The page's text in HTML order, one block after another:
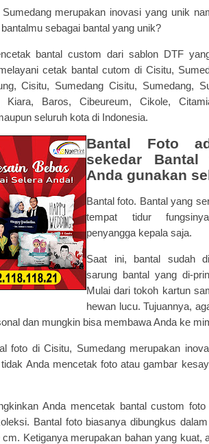
merupakan inovasi yang unik
sebagai bantal yang unik?
bantal custom dari sablon DTF
cetak bantal cutom di Cisitu,
Cisitu, Sumedang Cisitu, Sumedang,
Baros, Cibeureum, Cikole,
seluruh kota di Indonesia.
Bantal Foto
sekedar
Anda gunakan
Bantal foto. Bantal yang
tempat tidur
penyangga kepala saja.
Saat ini, bantal sudah
sarung bantal yang di-
Mulai dari tokoh kartun
hewan lucu. Tujuannya,
dan mungkin bisa membawa Anda ke
foto di Cisitu, Sumedang merupakan
Anda mencetak foto atau gambar
Anda mencetak bantal custom
Bantal foto biasanya dibungkus
Ketiganya merupakan bahan yang kuat,